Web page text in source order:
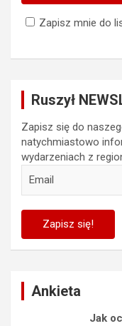
Zapisz mnie do
Ruszył
Zapisz się do
natychmiastowo
wydarzeniach z
Ankieta
Jak